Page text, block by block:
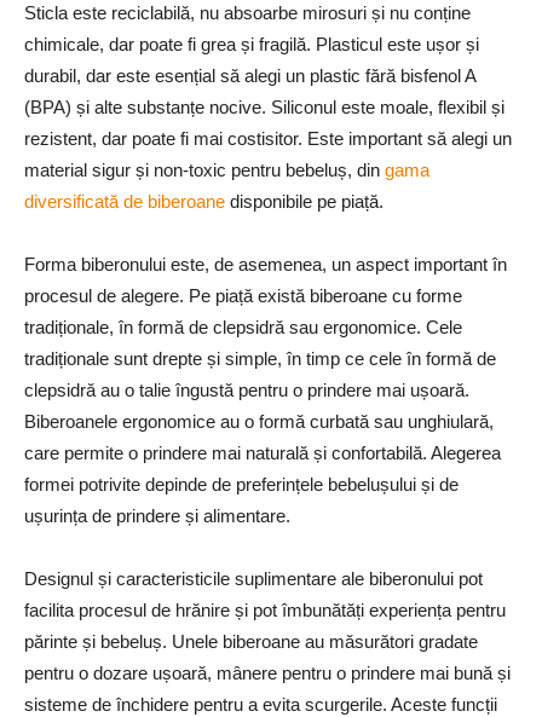
Sticla este reciclabilă, nu absoarbe mirosuri și nu conține
chimicale, dar poate fi grea și fragilă. Plasticul este ușor și
durabil, dar este esențial să alegi un plastic fără bisfenol A
(BPA) și alte substanțe nocive. Siliconul este moale, flexibil și
rezistent, dar poate fi mai costisitor. Este important să alegi un
material sigur și non-toxic pentru bebeluș, din gama
diversificată de biberoane disponibile pe piață.
Forma biberonului este, de asemenea, un aspect important în
procesul de alegere. Pe piață există biberoane cu forme
tradiționale, în formă de clepsidră sau ergonomice. Cele
tradiționale sunt drepte și simple, în timp ce cele în formă de
clepsidră au o talie îngustă pentru o prindere mai ușoară.
Biberoanele ergonomice au o formă curbată sau unghiulară,
care permite o prindere mai naturală și confortabilă. Alegerea
formei potrivite depinde de preferințele bebelușului și de
ușurința de prindere și alimentare.
Designul și caracteristicile suplimentare ale biberonului pot
facilita procesul de hrănire și pot îmbunătăți experiența pentru
părinte și bebeluș. Unele biberoane au măsurători gradate
pentru o dozare ușoară, mânere pentru o prindere mai bună și
sisteme de închidere pentru a evita scurgerile. Aceste funcții